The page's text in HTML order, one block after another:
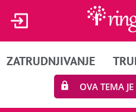
ZATRUDNJIVANJE
OVA TEMA